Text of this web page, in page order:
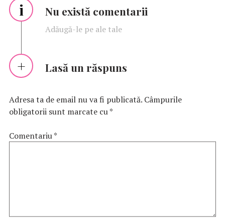
i Nu există comentarii
Adăugă-le pe ale tale
Lasă un răspuns
Adresa ta de email nu va fi publicată. Câmpurile
obligatorii sunt marcate cu*
Comentariu*